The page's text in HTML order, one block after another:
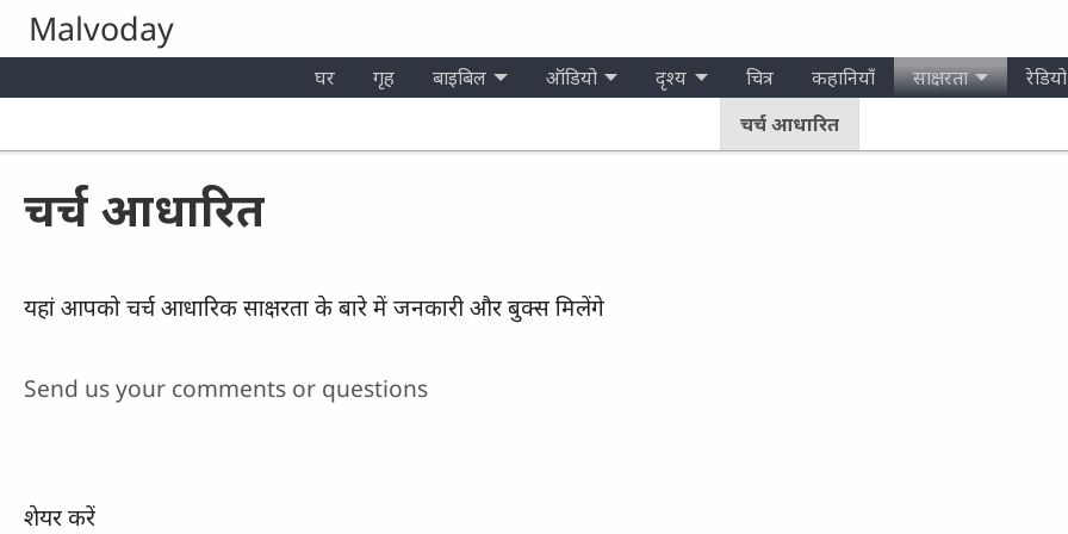
Skip to main content
Malvoday
घर गृह बाइबिल ऑडियो दृश्य चित्र कहानियाँ
साक्षरता
चर्च आधारित
चर्च आधारित
यहां आपको चर्च आधारिक साक्षरता के बारे में जनकारी और बुक्स मिलेंगे
Send us your comments or questions
शेयर करें